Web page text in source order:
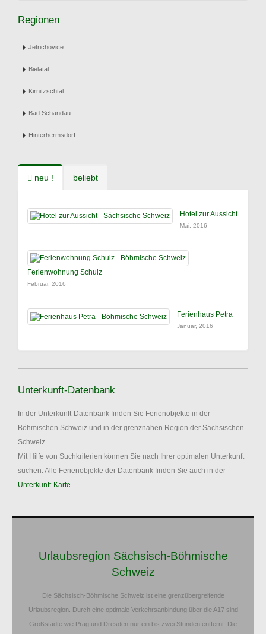
Regionen
Jetrichovice
Bielatal
Kirnitzschtal
Bad Schandau
Hinterhermsdorf
neu ! beliebt
Hotel zur Aussicht
Mai, 2016
Ferienwohnung Schulz
Februar, 2016
Ferienhaus Petra
Januar, 2016
Unterkunft-Datenbank
In der Unterkunft-Datenbank finden Sie Ferienobjekte in der
Böhmischen Schweiz und in der grenznahen Region der Sächsischen
Schweiz.
Mit Hilfe von Suchkriterien können Sie nach Ihrer optimalen Unterkunft
suchen. Alle Ferienobjekte der Datenbank finden Sie auch in der
Unterkunft-Karte.
Urlaubsregion Sächsisch-Böhmische
Schweiz
Die Sächsisch-Böhmische Schweiz ist eine grenzübergreifende
Urlaubsregion. Durch eine optimale Verkehrsanbindung über die A17 sind
Großstädte wie Prag und Dresden nur ein bis zwei Stunden entfernt. Die